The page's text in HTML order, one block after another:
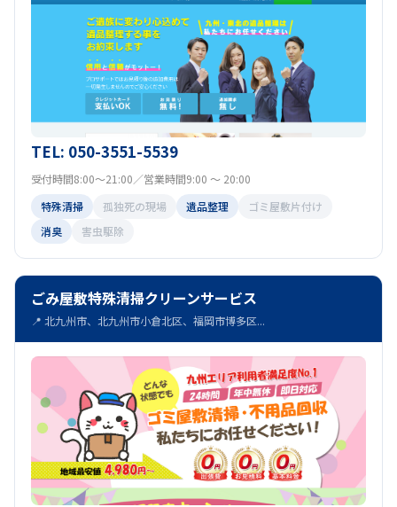
TEL: 050-3551-5539
受付時間8:00～21:00／営業時間9:00 ～ 20:00
特殊清掃
孤独死の現場 遺品整理
ゴミ屋敷片付け
消臭
害虫駆除
ごみ屋敷特殊清掃クリーンサービス
📍 北九州市、北九州市小倉北区、福岡市博多区...